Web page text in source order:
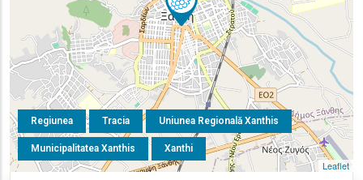
Regiunea Tracia Uniunea Regională Xanthis
Municipalitatea Xanthis Xanthi
Leaflet